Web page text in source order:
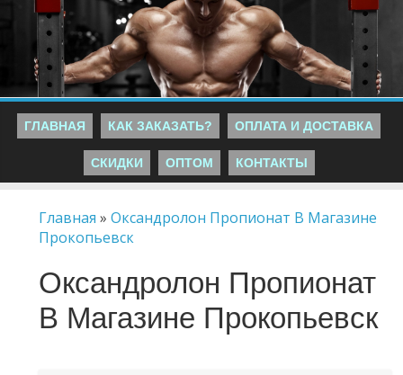
ГЛАВНАЯ КАК ЗАКАЗАТЬ? ОПЛАТА И ДОСТАВКА
СКИДКИ ОПТОМ КОНТАКТЫ
Главная »Оксандролон Пропионат В Магазине
Прокопьевск
Оксандролон Пропионат
В Магазине Прокопьевск